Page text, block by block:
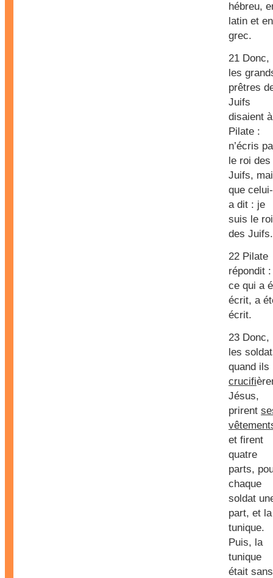
hébreu,
latin et en
grec.
21 Donc,
les
prêtres
Juifs
disaient à
Pilate :
n’écris
le roi des
Juifs,
que
a dit : je
suis le roi
des Juifs.
22 Pilate
répondit :
ce qui a
écrit, a
écrit.
23 Donc,
les
quand ils
crucifi
Jésus,
prirent
et firent
quatre
parts,
chaque
soldat
part, et la
tunique.
Puis, la
tunique
était sans